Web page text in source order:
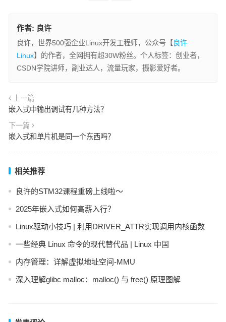
作者: 良许
良许，世界500强企业Linux开发工程师，公众号【 良许
Linux】的作者，全网拥有超30W粉丝。个人标签：创业者，
CSDN学院讲师，副业达人，流量玩家，摄影爱好者。
上一篇
嵌入式中输出调试有几种方法？
下一篇
嵌入式和单片机是同一个东西吗？
相关推荐
良许的STM32课程重磅上线啦～
2025年嵌入式如何高薪入行？
Linux驱动小技巧 | 利用DRIVER_ATTR实现调用内核函数
一些经典 Linux 命令的现代替代品 | Linux 中国
内存管理：详解虚拟地址空间-MMU
深入理解glibc malloc：malloc() 与 free() 原理图解